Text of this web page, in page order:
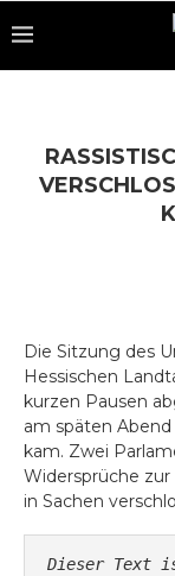
Die Sitzung des
Hessischen
kurzen Pausen
am späten
kam. Zwei
Widersprüche
in Sachen
Dieser Text